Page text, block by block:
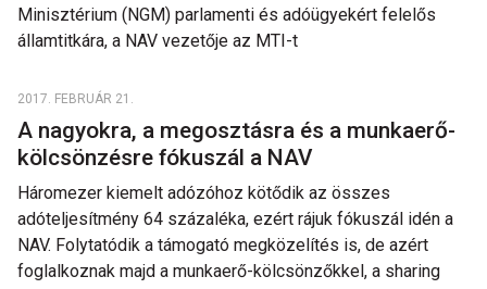
Minisztérium (NGM) parlamenti és adóügyekért felelős
államtitkára, a NAV vezetője az MTI-t
2017. FEBRUÁR 21.
A nagyokra, a megosztásra és a munkaerő-
kölcsönzésre fókuszál a NAV
Háromezer kiemelt adózóhoz kötődik az összes
adóteljesítmény 64 százaléka, ezért rájuk fókuszál idén a
NAV. Folytatódik a támogató megközelítés is, de azért
foglalkoznak majd a munkaerő-kölcsönzőkkel, a sharing